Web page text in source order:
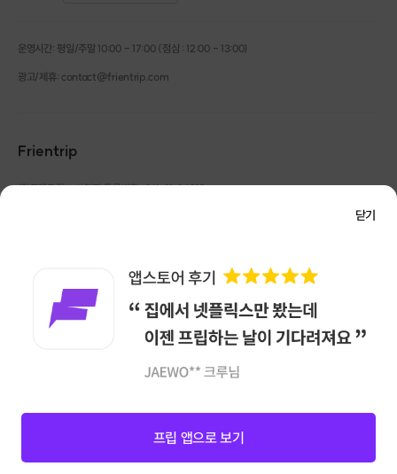
닫기
프립 앱으로 보기
필라테스와 근막 마사지를 받는
컨설팅 받을 수 있어요
✔️일자목, 일자허리, 굽은등의
체형교정에 필요한 솔루션을 제공 받을 수 있어요
✔️뻐근한 내 허리, 무거운 내 어깨를 가볍게 해요
운영시간: 평일/주말 10:00 - 17:00 (점심 : 12:00 - 13:00)
광고/제휴: contact@frientrip.com
Frientrip
㈜프렌트립 | 사업자 등록번호 : 261-81-04385
대해 ㈜프렌트립은 일체의 책임을 지지 않습니다.
NICEPAY 안전거래 서비스 : 고객님의 안전거래를 위해 현금 결제 시, 저희 사이트에서 가입한
구매안전 서비스를 이용할 수 있습니다.가입 확인
이용약관
앱 다운로드